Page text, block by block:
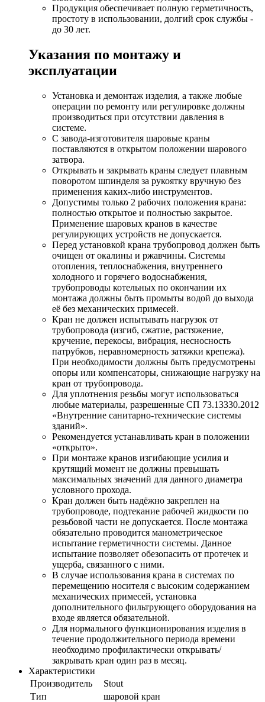
Продукция обеспечивает полную герметичность,
простоту в использовании, долгий срок службы -
до 30 лет.
Указания по монтажу и
эксплуатации
Установка и демонтаж изделия, а также любые
операции по ремонту или регулировке должны
производиться при отсутствии давления в
системе.
С завода-изготовителя шаровые краны
поставляются в открытом положении шарового
затвора.
Открывать и закрывать краны следует плавным
поворотом шпинделя за рукоятку вручную без
применения каких-либо инструментов.
Допустимы только 2 рабочих положения крана:
полностью открытое и полностью закрытое.
Применение шаровых кранов в качестве
регулирующих устройств не допускается.
Перед установкой крана трубопровод должен быть
очищен от окалины и ржавчины. Системы
отопления, теплоснабжения, внутреннего
холодного и горячего водоснабжения,
трубопроводы котельных по окончании их
монтажа должны быть промыты водой до выхода
её без механических примесей.
Кран не должен испытывать нагрузок от
трубопровода (изгиб, сжатие, растяжение,
кручение, перекосы, вибрация, несносность
патрубков, неравномерность затяжки крепежа).
При необходимости должны быть предусмотрены
опоры или компенсаторы, снижающие нагрузку на
кран от трубопровода.
Для уплотнения резьбы могут использоваться
любые материалы, разрешенные СП 73.13330.2012
«Внутренние санитарно-технические системы
зданий».
Рекомендуется устанавливать кран в положении
«открыто».
При монтаже кранов изгибающие усилия и
крутящий момент не должны превышать
максимальных значений для данного диаметра
условного прохода.
Кран должен быть надёжно закреплен на
трубопроводе, подтекание рабочей жидкости по
резьбовой части не допускается. После монтажа
обязательно проводится манометрическое
испытание герметичности системы. Данное
испытание позволяет обезопасить от протечек и
ущерба, связанного с ними.
В случае использования крана в системах по
перемещению носителя с высоким содержанием
механических примесей, установка
дополнительного фильтрующего оборудования на
входе является обязательной.
Для нормального функционирования изделия в
течение продолжительного периода времени
необходимо профилактически открывать/
закрывать кран один раз в месяц.
Характеристики
Производитель
Stout
Тип
шаровой кран